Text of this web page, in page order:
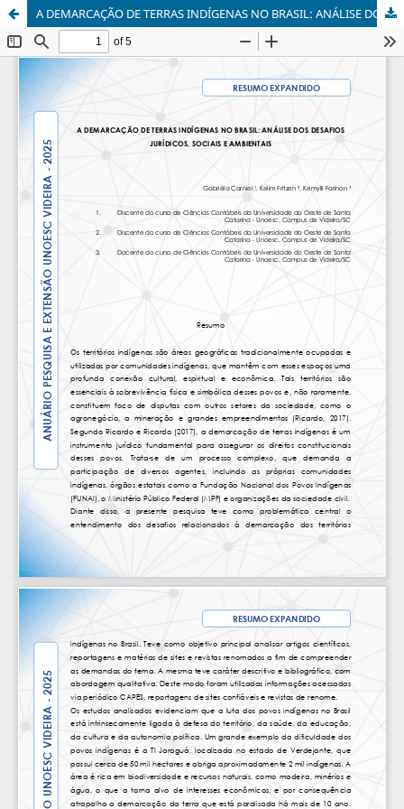
A DEMARCAÇÃO DE TERRAS INDÍGENAS NO BRASIL: ANÁLISE DOS DESAFIOS JURÍDICOS, SOCIAIS E AMBIENTAIS